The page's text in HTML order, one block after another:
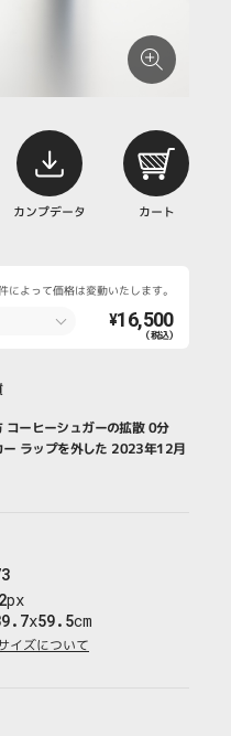
カンプデータ カート
よって価格は変動いたします。
¥16,500
（税込）
コーヒーシュガーの拡散 0分
ラップを外した 2023年12月
px
x59.5cm
イズについて